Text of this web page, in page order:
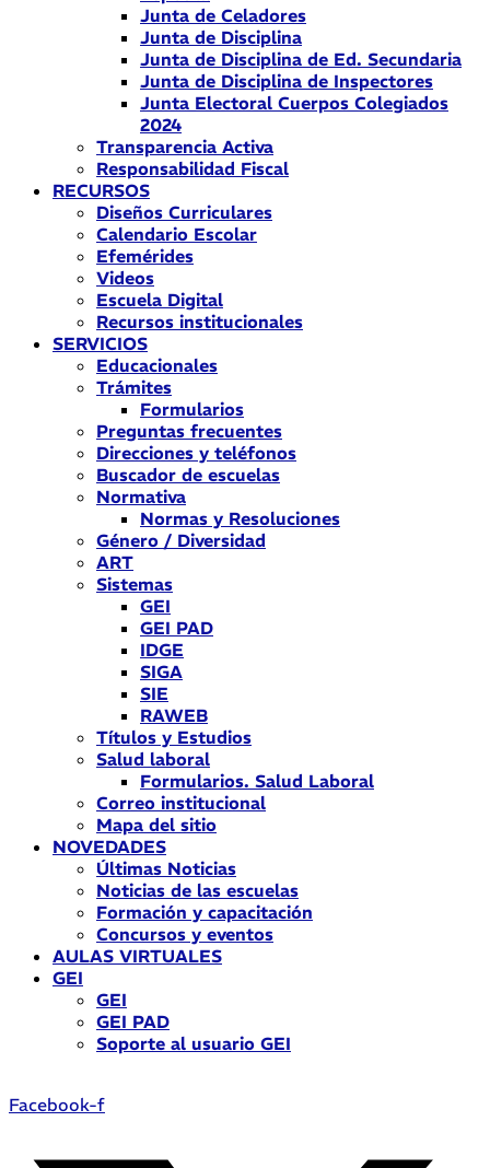
Junta de Celadores
Junta de Disciplina
Junta de Disciplina de Ed. Secundaria
Junta de Disciplina de Inspectores
Junta Electoral Cuerpos Colegiados
2024
Transparencia Activa
Responsabilidad Fiscal
RECURSOS
Diseños Curriculares
Calendario Escolar
Efemérides
Videos
Escuela Digital
Recursos institucionales
SERVICIOS
Educacionales
Trámites
Formularios
Preguntas frecuentes
Direcciones y teléfonos
Buscador de escuelas
Normativa
Normas y Resoluciones
Género / Diversidad
ART
Sistemas
GEI
GEI PAD
IDGE
SIGA
SIE
RAWEB
Títulos y Estudios
Salud laboral
Formularios. Salud Laboral
Correo institucional
Mapa del sitio
NOVEDADES
Últimas Noticias
Noticias de las escuelas
Formación y capacitación
Concursos y eventos
AULAS VIRTUALES
GEI
GEI
GEI PAD
Soporte al usuario GEI
Facebook-f